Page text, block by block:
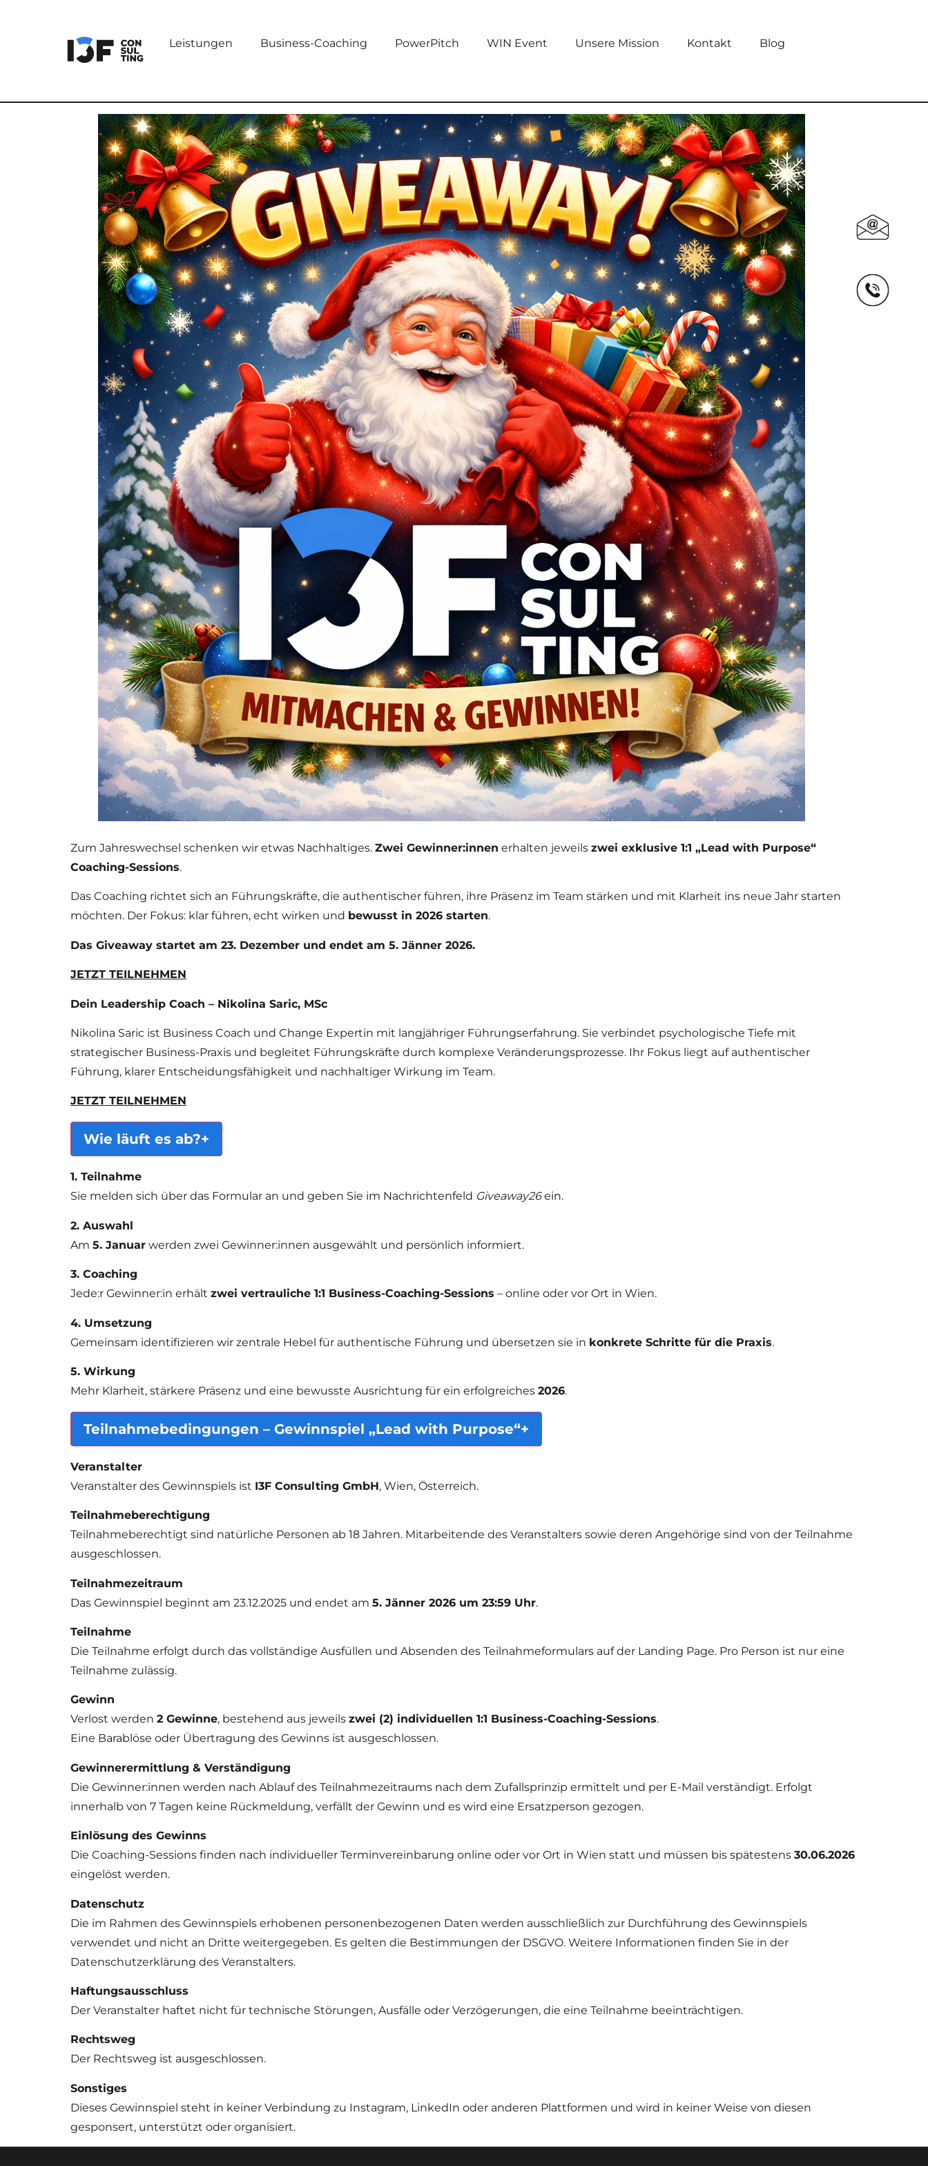
Leistungen Business-Coaching PowerPitch WIN Event Unsere Mission Kontakt Blog
Zum Jahreswechsel schenken wir etwas Nachhaltiges. Zwei Gewinner:innen erhalten jeweils zwei exklusive 1:1 „Lead with Purpose“
Coaching-Sessions.
Das Coaching richtet sich an Führungskräfte, die authentischer führen, ihre Präsenz im Team stärken und mit Klarheit ins neue Jahr starten
möchten. Der Fokus: klar führen, echt wirken und bewusst in 2026 starten.
Das Giveaway startet am 23. Dezember und endet am 5. Jänner 2026.
JETZT TEILNEHMEN
Dein Leadership Coach – Nikolina Saric, MSc
Nikolina Saric ist Business Coach und Change Expertin mit langjähriger Führungserfahrung. Sie verbindet psychologische Tiefe mit
strategischer Business-Praxis und begleitet Führungskräfte durch komplexe Veränderungsprozesse. Ihr Fokus liegt auf authentischer
Führung, klarer Entscheidungsfähigkeit und nachhaltiger Wirkung im Team.
JETZT TEILNEHMEN
Wie läuft es ab?+
1. Teilnahme
Sie melden sich über das Formular an und geben Sie im Nachrichtenfeld Giveaway26ein.
2. Auswahl
Am 5. Januar werden zwei Gewinner:innen ausgewählt und persönlich informiert.
3. Coaching
Jede:r Gewinner:in erhält zwei vertrauliche 1:1 Business-Coaching-Sessions – online oder vor Ort in Wien.
4. Umsetzung
Gemeinsam identifizieren wir zentrale Hebel für authentische Führung und übersetzen sie in konkrete Schritte für die Praxis.
5. Wirkung
Mehr Klarheit, stärkere Präsenz und eine bewusste Ausrichtung für ein erfolgreiches 2026.
Teilnahmebedingungen – Gewinnspiel „Lead with Purpose“+
Veranstalter
Veranstalter des Gewinnspiels ist I3F Consulting GmbH, Wien, Österreich.
Teilnahmeberechtigung
Teilnahmeberechtigt sind natürliche Personen ab 18 Jahren. Mitarbeitende des Veranstalters sowie deren Angehörige sind von der Teilnahme
ausgeschlossen.
Teilnahmezeitraum
Das Gewinnspiel beginnt am 23.12.2025 und endet am 5. Jänner 2026 um 23:59 Uhr.
Teilnahme
Die Teilnahme erfolgt durch das vollständige Ausfüllen und Absenden des Teilnahmeformulars auf der Landing Page. Pro Person ist nur eine
Teilnahme zulässig.
Gewinn
Verlost werden 2 Gewinne, bestehend aus jeweils zwei (2) individuellen 1:1 Business-Coaching-Sessions.
Eine Barablöse oder Übertragung des Gewinns ist ausgeschlossen.
Gewinnerermittlung & Verständigung
Die Gewinner:innen werden nach Ablauf des Teilnahmezeitraums nach dem Zufallsprinzip ermittelt und per E-Mail verständigt. Erfolgt
innerhalb von 7 Tagen keine Rückmeldung, verfällt der Gewinn und es wird eine Ersatzperson gezogen.
Einlösung des Gewinns
Die Coaching-Sessions finden nach individueller Terminvereinbarung online oder vor Ort in Wien statt und müssen bis spätestens 30.06.2026
eingelöst werden.
Datenschutz
Die im Rahmen des Gewinnspiels erhobenen personenbezogenen Daten werden ausschließlich zur Durchführung des Gewinnspiels
verwendet und nicht an Dritte weitergegeben. Es gelten die Bestimmungen der DSGVO. Weitere Informationen finden Sie in der
Datenschutzerklärung des Veranstalters.
Haftungsausschluss
Der Veranstalter haftet nicht für technische Störungen, Ausfälle oder Verzögerungen, die eine Teilnahme beeinträchtigen.
Rechtsweg
Der Rechtsweg ist ausgeschlossen.
Sonstiges
Dieses Gewinnspiel steht in keiner Verbindung zu Instagram, LinkedIn oder anderen Plattformen und wird in keiner Weise von diesen
gesponsert, unterstützt oder organisiert.